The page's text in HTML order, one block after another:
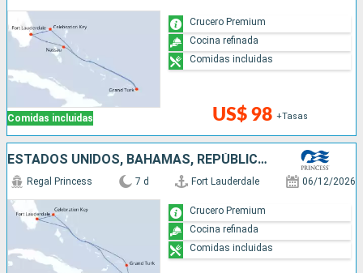
Comidas incluidas US$ 98 +Tasas
Crucero Premium
Cocina refinada
Comidas incluidas
ESTADOS UNIDOS, BAHAMAS, REPÚBLICA DOMINICANA
Regal Princess 7 d Fort Lauderdale 06/12/2026
Crucero Premium
Cocina refinada
Comidas incluidas